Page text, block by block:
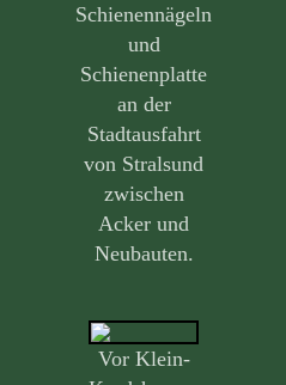
Schienennägeln
und
Schienenplatte
an der
Stadtausfahrt
von Stralsund
zwischen
Acker und
Neubauten.
Vor Klein-